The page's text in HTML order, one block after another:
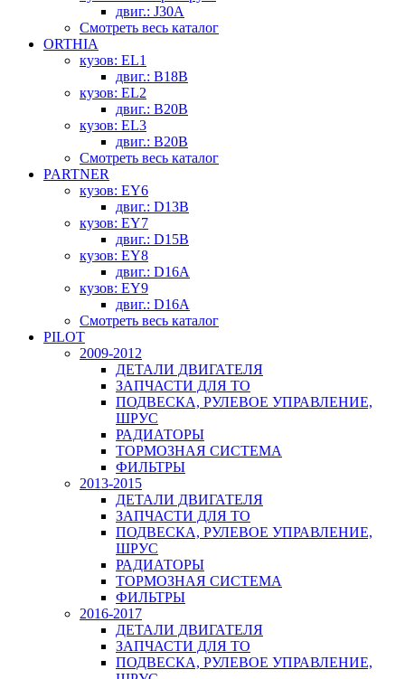
двиг.: J30A
Смотреть весь каталог
ORTHIA
кузов: EL1
двиг.: B18B
кузов: EL2
двиг.: B20B
кузов: EL3
двиг.: B20B
Смотреть весь каталог
PARTNER
кузов: EY6
двиг.: D13B
кузов: EY7
двиг.: D15B
кузов: EY8
двиг.: D16A
кузов: EY9
двиг.: D16A
Смотреть весь каталог
PILOT
2009-2012
ДЕТАЛИ ДВИГАТЕЛЯ
ЗАПЧАСТИ ДЛЯ ТО
ПОДВЕСКА, РУЛЕВОЕ УПРАВЛЕНИЕ,
ШРУС
РАДИАТОРЫ
ТОРМОЗНАЯ СИСТЕМА
ФИЛЬТРЫ
2013-2015
ДЕТАЛИ ДВИГАТЕЛЯ
ЗАПЧАСТИ ДЛЯ ТО
ПОДВЕСКА, РУЛЕВОЕ УПРАВЛЕНИЕ,
ШРУС
РАДИАТОРЫ
ТОРМОЗНАЯ СИСТЕМА
ФИЛЬТРЫ
2016-2017
ДЕТАЛИ ДВИГАТЕЛЯ
ЗАПЧАСТИ ДЛЯ ТО
ПОДВЕСКА, РУЛЕВОЕ УПРАВЛЕНИЕ,